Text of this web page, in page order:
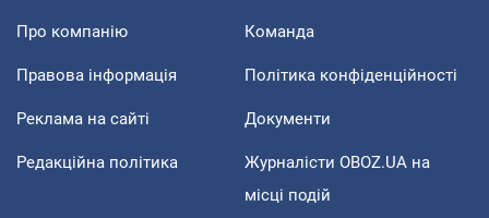
Про компанію Команда
Правова інформація Політика конфіденційності
Реклама на сайті Документи
Редакційна політика
Журналісти OBOZ.UA на
місці подій